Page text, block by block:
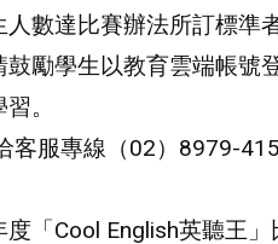
數達比賽辦法所訂標準
勵學生以教育雲端帳號
。
客服專線（02）8979-
「Cool English英聽王」